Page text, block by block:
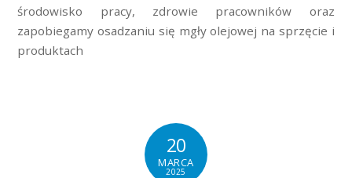
środowisko pracy, zdrowie pracowników oraz
zapobiegamy osadzaniu się mgły olejowej na sprzęcie i
produktach
20
MARCA
2025